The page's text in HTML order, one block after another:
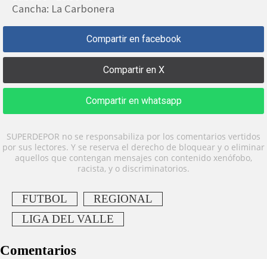
Cancha: La Carbonera
Compartir en facebook
Compartir en X
Compartir en whatsapp
SUPERDEPOR no se responsabiliza por los comentarios vertidos
por sus lectores. Y se reserva el derecho de bloquear y o eliminar
aquellos que contengan mensajes con contenido xenófobo,
racista, y o discriminatorios.
FUTBOL
REGIONAL
LIGA DEL VALLE
Comentarios